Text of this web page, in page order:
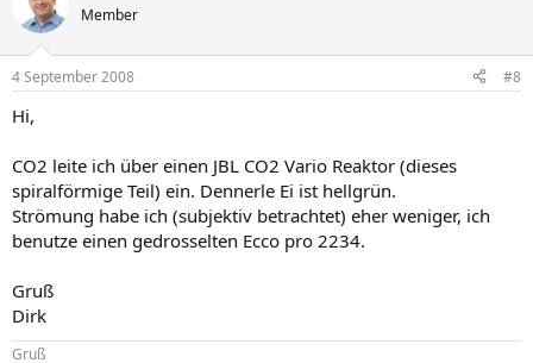
Member
4 September 2008 #8
Hi,
CO2 leite ich über einen JBL CO2 Vario Reaktor (dieses
spiralförmige Teil) ein. Dennerle Ei ist hellgrün.
Strömung habe ich (subjektiv betrachtet) eher weniger, ich
benutze einen gedrosselten Ecco pro 2234.
Gruß
Dirk
Gruß